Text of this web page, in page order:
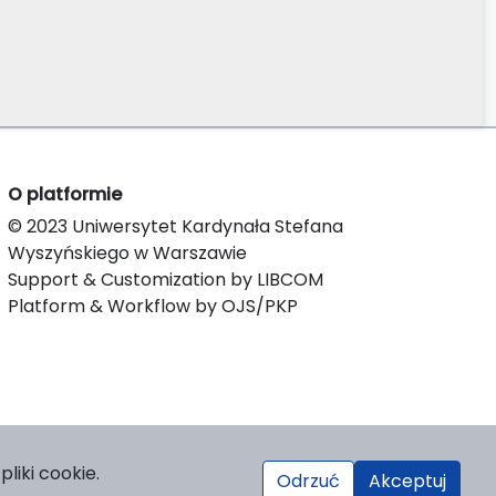
O platformie
© 2023 Uniwersytet Kardynała Stefana
Wyszyńskiego w Warszawie
Support & Customization by LIBCOM
Platform & Workflow by OJS/PKP
cookie. Odrzuć Akceptuj